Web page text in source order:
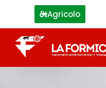
Agricolo